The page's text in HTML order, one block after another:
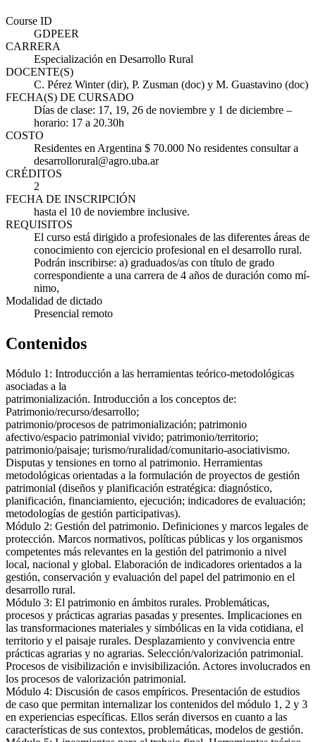
Course ID
GDPEER
CARRERA
Especialización en Desarrollo Rural
DOCENTE(S)
C. Pérez Winter (dir), P. Zusman (doc) y M. Guastavino (doc)
FECHA(S) DE CURSADO
Días de clase: 17, 19, 26 de noviembre y 1 de diciembre –
horario: 17 a 20.30h
COSTO
Residentes en Argentina $ 70.000 No residentes consultar a
desarrollorural@agro.uba.ar
CRÉDITOS
2
FECHA DE INSCRIPCIÓN
hasta el 10 de noviembre inclusive.
REQUISITOS
El curso está dirigido a profesionales de las diferentes áreas de
conocimiento con ejercicio profesional en el desarrollo rural.
Podrán inscribirse: a) graduados/as con tí­tulo de grado
correspondiente a una carrera de 4 años de duración como mí­
nimo,
Modalidad de dictado
Presencial remoto
Contenidos
Módulo 1: Introducción a las herramientas teórico-metodológicas
asociadas a la
patrimonialización. Introducción a los conceptos de:
Patrimonio/recurso/desarrollo;
patrimonio/procesos de patrimonialización; patrimonio
afectivo/espacio patrimonial vivido; patrimonio/territorio;
patrimonio/paisaje; turismo/ruralidad/comunitario-asociativismo.
Disputas y tensiones en torno al patrimonio. Herramientas
metodológicas orientadas a la formulación de proyectos de gestión
patrimonial (diseños y planificación estratégica: diagnóstico,
planificación, financiamiento, ejecución; indicadores de evaluación;
metodologías de gestión participativas).
Módulo 2: Gestión del patrimonio. Definiciones y marcos legales de
protección. Marcos normativos, políticas públicas y los organismos
competentes más relevantes en la gestión del patrimonio a nivel
local, nacional y global. Elaboración de indicadores orientados a la
gestión, conservación y evaluación del papel del patrimonio en el
desarrollo rural.
Módulo 3: El patrimonio en ámbitos rurales. Problemáticas,
procesos y prácticas agrarias pasadas y presentes. Implicaciones en
las transformaciones materiales y simbólicas en la vida cotidiana, el
territorio y el paisaje rurales. Desplazamiento y convivencia entre
prácticas agrarias y no agrarias. Selección/valorización patrimonial.
Procesos de visibilización e invisibilización. Actores involucrados en
los procesos de valorización patrimonial.
Módulo 4: Discusión de casos empíricos. Presentación de estudios
de caso que permitan internalizar los contenidos del módulo 1, 2 y 3
en experiencias específicas. Ellos serán diversos en cuanto a las
características de sus contextos, problemáticas, modelos de gestión.